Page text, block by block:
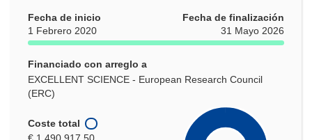
Fecha de inicio
1 Febrero 2020
Fecha de finalización
31 Mayo 2026
Financiado con arreglo a
EXCELLENT SCIENCE - European Research Council
(ERC)
Coste total